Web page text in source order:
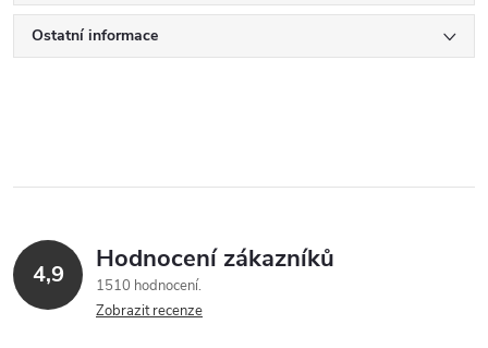
Ostatní informace
4,9 Hodnocení zákazníků
1510 hodnocení
Zobrazit recenze